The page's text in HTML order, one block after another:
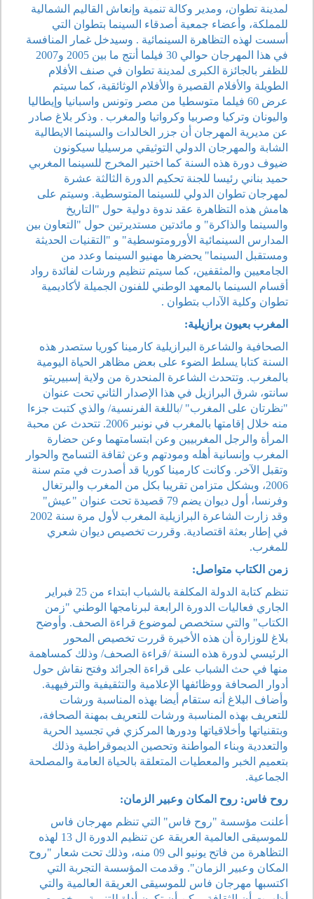
لمدينة تطوان، ومدير وكالة تنمية وإنعاش القاليم الشمالية
للمملكة، وأعضاء جمعية أصدقاء السينما بتطوان التي
أسست لهذه التظاهرة السينمائية . وسيدخل غمار المنافسة
في هذا المهرجان حوالي 30 فيلما أنتج ما بين 2005 و2007
للظفر بالجائزة الكبرى لمدينة تطوان في صنف الأفلام
الطويلة والأفلام القصيرة والأفلام الوثائقية، كما سيتم
عرض 60 فيلما متوسطيا من مصر وتونس واسبانيا وإيطاليا
واليونان وتركيا وصربيا وكرواتيا والمغرب . وذكر بلاغ صادر
عن مديرية المهرجان أن جزر الخالدات والسينما الايطالية
الشابة والمهرجان الدولي التوثيقي مرسيليا سيكونون
ضيوف دورة هذه السنة كما اختير المخرج للسينما المغربي
حميد بناني رئيسا للجنة تحكيم الدورة الثالثة عشرة
لمهرجان تطوان الدولي للسينما المتوسطية. وسيتم على
هامش هذه التظاهرة عقد ندوة دولية حول "التاريخ
والسينما والذاكرة" و مائدتين مستديرتين حول "التعاون بين
المدارس السينمائية الأورومتوسطية" و "التقنيات الحديثة
ومستقبل السينما" يحضرها مهنيو السينما وعدد من
الجامعيين والمثقفين، كما سيتم تنظيم ورشات لفائدة رواد
أقسام السينما بالمعهد الوطني للفنون الجميلة لأكاديمية
تطوان وكلية الآداب بتطوان .
المغرب بعيون برازيلية:
الصحافية والشاعرة البرازيلية كارمينا كوريا ستصدر هذه
السنة كتابا يسلط الضوء على بعض مظاهر الحياة اليومية
بالمغرب. وتتحدث الشاعرة المنحدرة من ولاية إسبيريتو
سانتو، شرق البرازيل في هذا الإصدار الثاني تحت عنوان
"نظرتان على المغرب" /باللغة الفرنسية/ والذي كتبت جزءا
منه خلال إقامتها بالمغرب في نونبر 2006. تتحدث عن محبة
المرأة والرجل المغربيين وعن ابتسامتهما وعن حضارة
المغرب وإنسانية أهله ومودتهم وعن ثقافة التسامح والحوار
وتقبل الآخر. وكانت كارمينا كوريا قد أصدرت في متم سنة
2006، وبشكل متزامن تقريبا بكل من المغرب والبرتغال
وفرنسا، أول ديوان يضم 79 قصيدة تحت عنوان "عيش"
وقد زارت الشاعرة البرازيلية المغرب لأول مرة سنة 2002
في إطار بعثة اقتصادية. وقررت تخصيص ديوان شعري
للمغرب.
زمن الكتاب متواصل:
تنظم كتابة الدولة المكلفة بالشباب ابتداء من 25 فبراير
الجاري فعاليات الدورة الرابعة لبرنامجها الوطني "زمن
الكتاب" والتي ستخصص لموضوع قراءة الصحف. وأوضح
بلاغ للوزارة أن هذه الأخيرة قررت تخصيص المحور
الرئيسي لدورة هذه السنة /قراءة الصحف/ وذلك كمساهمة
منها في حث الشباب على قراءة الجرائد وفتح نقاش حول
أدوار الصحافة ووظائفها الإعلامية والتثقيفية والترفيهية.
وأضاف البلاغ أنه ستقام أيضا بهذه المناسبة ورشات
للتعريف بهذه المناسبة ورشات للتعريف بمهنة الصحافة،
وبتقنياتها وأخلاقياتها ودورها المركزي في تجسيد الحرية
والتعددية وبناء المواطنة وتحصين الديموقراطية وذلك
بتعميم الخبر والمعطيات المتعلقة بالحياة العامة والمصلحة
الجماعية.
روح فاس: روح المكان وعبير الزمان:
أعلنت مؤسسة "روح فاس" التي تنظم مهرجان فاس
للموسيقى العالمية العريقة عن تنظيم الدورة ال 13 لهذه
التظاهرة من فاتح يونيو الى 09 منه، وذلك تحت شعار "روح
المكان وعبير الزمان". وقدمت المؤسسة التجربة التي
اكتسبها مهرجان فاس للموسيقى العريقة العالمية والتي